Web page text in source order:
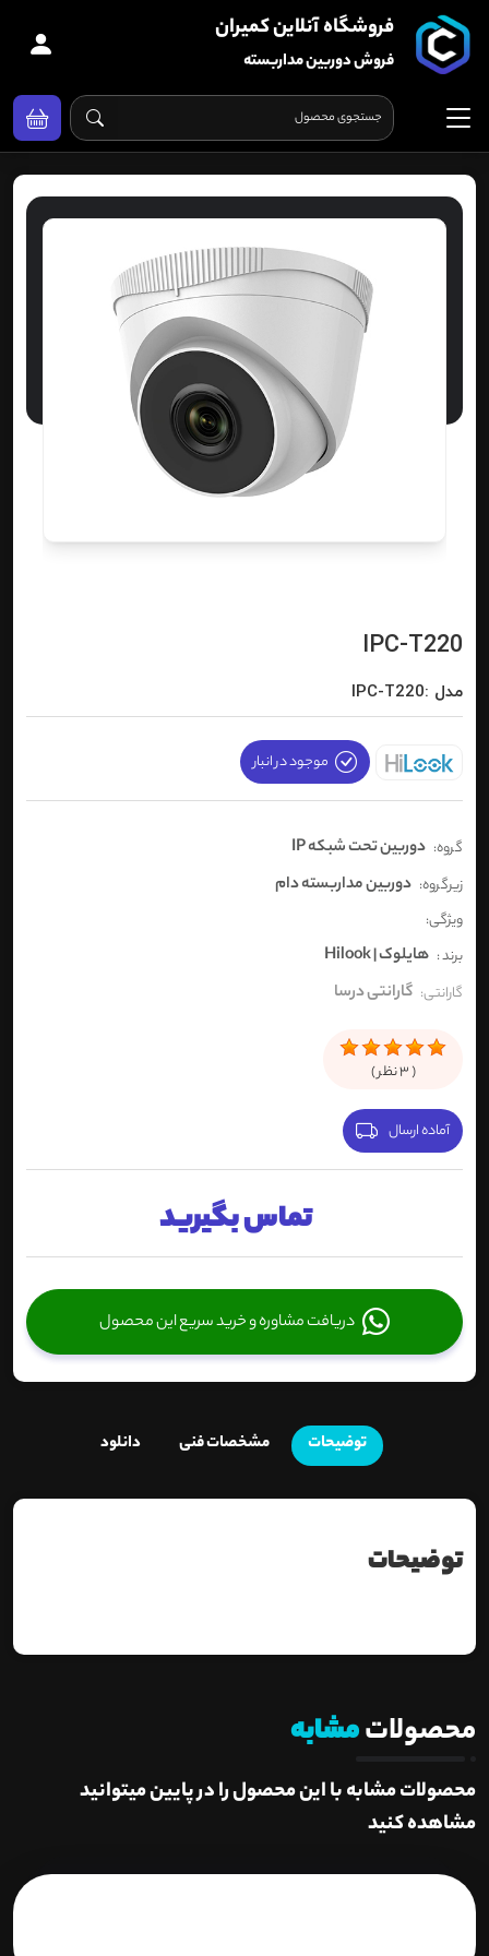
فروشگاه آنلاین کمیران
فروش دوربین مداربسته
IPC-T220
مدل :IPC-T220
موجود در انبار
گروه: دوربین تحت شبکه IP
زیرگروه: دوربین مداربسته دام
ویژگی:
برند : هایلوک | Hilook
گارانتی: گارانتی درسا
(
3نظر )
آماده ارسال
تماس بگیرید
دریافت مشاوره و خرید سریع این محصول
توضیحات مشخصات فنی دانلود
توضیحات
محصولاتمشابه
محصولات مشابه با این محصول را در پایین میتوانید
مشاهده کنید